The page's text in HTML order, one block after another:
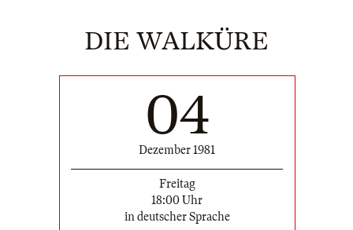
DIE WALKÜRE
04
Dezember 1981
Freitag
18:00 Uhr
in deutscher Sprache